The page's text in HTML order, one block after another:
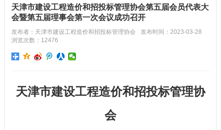
天津市建设工程造价和招投标管理协会第五届会员代表大
会暨第五届理事会第一次会议成功召开
发布者：天津市建设工程造价和招投标管理协会
发布时间：2023-03-28
浏览次数：12476
天津市建设工程造价和招投标管理协
会